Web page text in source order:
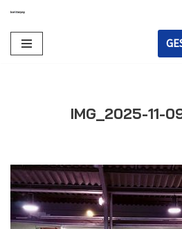
Zum
Inhalt
IMG_2025-11-